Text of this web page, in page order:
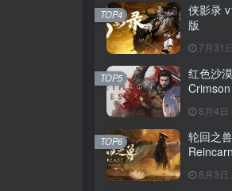
侠影录 v1.1.10 免安装中文
版
7月31日
TOP4
红色沙
安装中文
8月4日
TOP5
轮回之
Reincarnation
8月3日
TOP6